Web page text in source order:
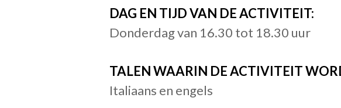
DAG EN TIJD VAN DE ACTIVITEIT:
Donderdag van 16.30 tot 18.30 uur
TALEN WAARIN DE ACTIVITEIT
Italiaans en engels